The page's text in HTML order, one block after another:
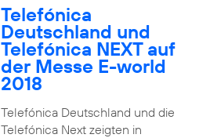
Telefónica
Deutschland und
Telefónica NEXT auf
der Messe E-world
2018
Telefónica Deutschland und die
Telefónica Next zeigten in